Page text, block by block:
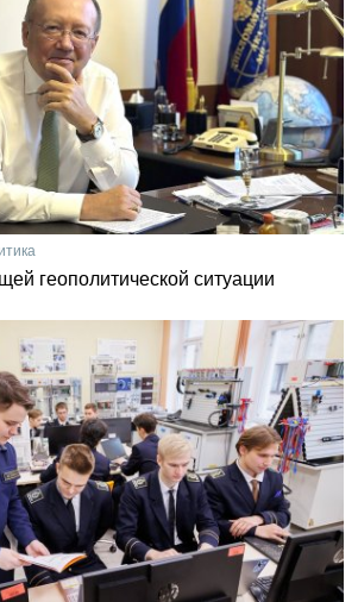
геополитической ситуации